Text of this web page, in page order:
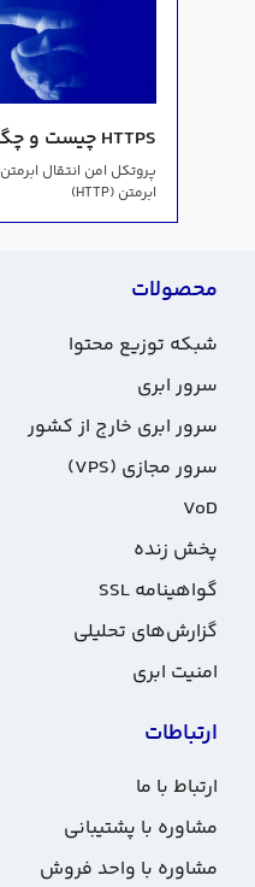
HTTPS چیست و چگونه آن را فعال کنیم؟
ابرمتن (HTTP)
محصولات
شبکه توزیع محتوا
سرور ابری
سرور ابری خارج از کشور
سرور مجازی (VPS)
VoD
پخش زنده
گواهینامه SSL
گزارش‌های تحلیلی
امنیت ابری
ارتباطات
ارتباط با ما
مشاوره با پشتیبانی
مشاوره با واحد فروش